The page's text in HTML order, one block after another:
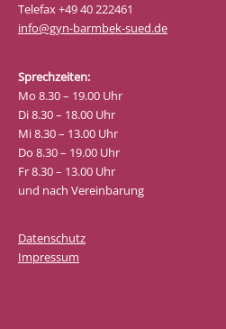
Telefax +49 40 222461
info@gyn-barmbek-sued.de
Sprechzeiten:
Mo 8.30 – 19.00 Uhr
Di 8.30 – 18.00 Uhr
Mi 8.30 – 13.00 Uhr
Do 8.30 – 19.00 Uhr
Fr 8.30 – 13.00 Uhr
und nach Vereinbarung
Datenschutz
Impressum